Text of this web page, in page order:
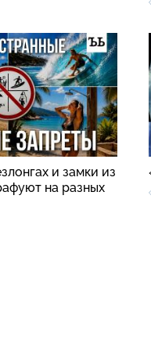
и замки из
на разных